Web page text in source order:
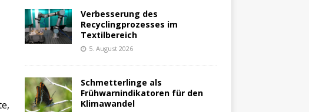
Verbesserung des
Recyclingprozesses im
Textilbereich
5. August 2026
Schmetterlinge als
Frühwarnindikatoren für den
Klimawandel